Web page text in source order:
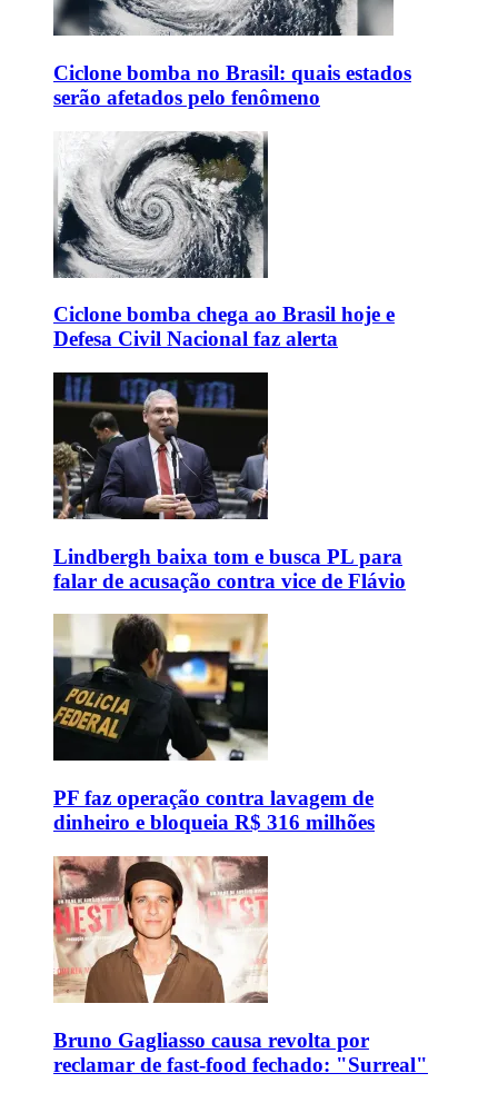
Ciclone bomba no Brasil: quais estados
serão afetados pelo fenômeno
Ciclone bomba chega ao Brasil hoje e
Defesa Civil Nacional faz alerta
Lindbergh baixa tom e busca PL para
falar de acusação contra vice de Flávio
PF faz operação contra lavagem de
dinheiro e bloqueia R$ 316 milhões
Bruno Gagliasso causa revolta por
reclamar de fast-food fechado: "Surreal"